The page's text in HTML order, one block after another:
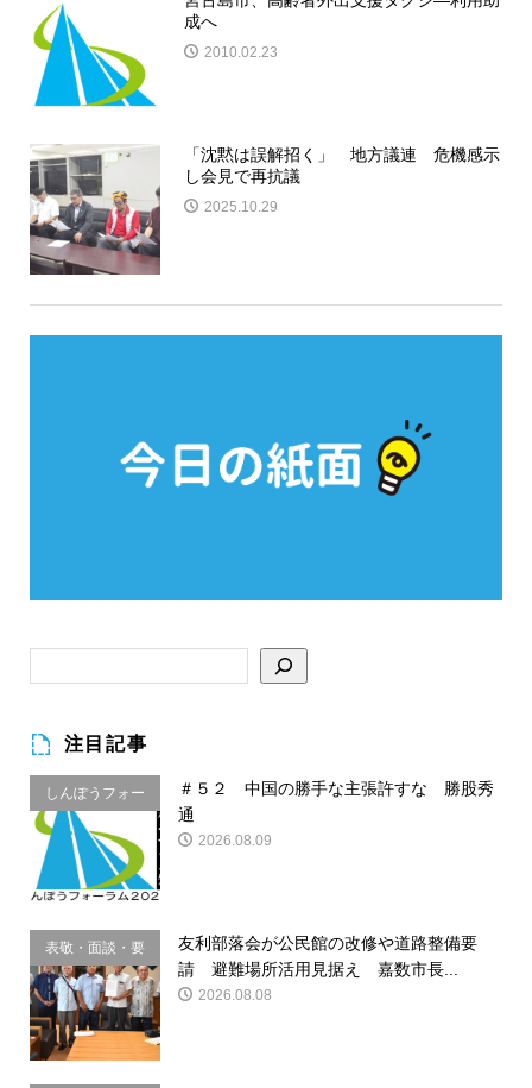
成へ
2010.02.23
「沈黙は誤解招く」 地方議連 危機感示
し会見で再抗議
2025.10.29
注目記事
しんぽうフォー
ラム
＃５２ 中国の勝手な主張許すな 勝股秀
通
2026.08.09
表敬・面談・要
請
友利部落会が公民館の改修や道路整備要
請 避難場所活用見据え 嘉数市長...
2026.08.08